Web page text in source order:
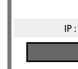
IP :